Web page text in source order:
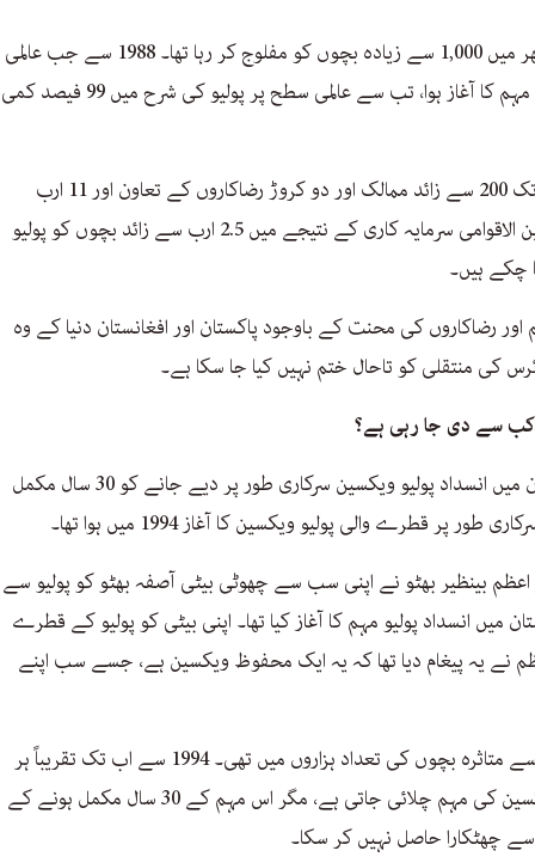
1988 میں پولیو ہر روز دنیا بھر میں 1,000 سے زیادہ بچوں کو مفلوج کر رہا تھا۔ 1988 سے جب عالمی
سطح پر پولیو کے خاتمے کی مہم کا آغاز ہوا، تب سے عالمی سطح پر پولیو کی شرح میں 99 فیصد کمی
اس عالمی مہم کے تحت اب تک 200 سے زائد ممالک اور دو کروڑ رضاکاروں کے تعاون اور 11 ارب
امریکی ڈالر سے زیادہ کی بین الاقوامی سرمایہ کاری کے نتیجے میں 2.5 ارب سے زائد بچوں کو پولیو
چکے ہیں۔
رضاکاروں کی محنت کے باوجود پاکستان اور افغانستان دنیا کے وہ
کی منتقلی کو تاحال ختم نہیں کیا جا سکا ہے۔
کب سے دی جا رہی ہے؟
حالیہ برس 2024 میں پاکستان میں انسداد پولیو ویکسین سرکاری طور پر دیے جانے کو 30 سال مکمل
پر قطرے والی پولیو ویکسین کا آغاز 1994 میں ہوا تھا۔
اعظم بینظیر بھٹو نے اپنی سب سے چھوٹی بیٹی آصفہ بھٹو کو پولیو سے
میں انسداد پولیو مہم کا آغاز کیا تھا۔ اپنی بیٹی کو پولیو کے قطرے
نے یہ پیغام دیا تھا کہ یہ ایک محفوظ ویکسین ہے، جسے سب اپنے
اس وقت پاکستان میں پولیو سے متاثرہ بچوں کی تعداد ہزاروں میں تھی۔ 1994 سے اب تک تقریباً ہر
سال ہی انسداد پولیو کی ویکسین کی مہم چلائی جاتی ہے، مگر اس مہم کے 30 سال مکمل ہونے کے
سے چھٹکارا حاصل نہیں کر سکا۔